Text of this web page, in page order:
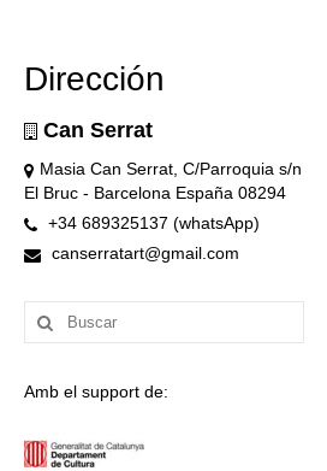
Dirección
Can Serrat
Masia Can Serrat, C/Parroquia s/n
El Bruc - Barcelona España 08294
+34 689325137 (whatsApp)
canserratart@gmail.com
Buscar
por:
Amb el support de: